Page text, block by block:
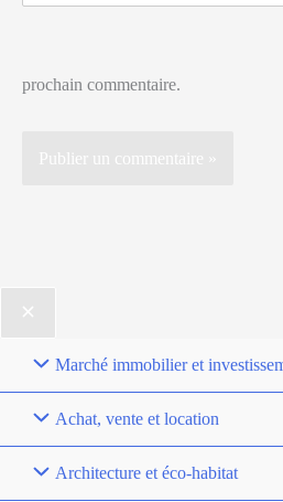
prochain commentaire.
Marché immobilier et
Achat, vente et location
Architecture et éco-habitat